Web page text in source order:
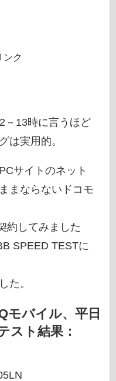
ンク
－13時に言うほど
は実用的。
サイトのネット
まならないドコモ
約してみました
SPEED TESTに
た。
モバイル、平日
スト結果：